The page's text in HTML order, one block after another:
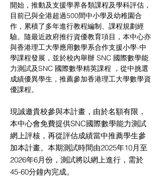
開始，推動及支援學界各類課程及學科評估，
目前已與全港超過500間中小學及幼稚園合
作，累積了多年進行教程編制、課程規劃經
驗。隨最近政府推行資優教育項目，本中心亦
與香港理工大學應用數學系合作支援小學˴中
學課程發展，並於校內舉辦 SNC 國際數學能
力測試及SNC 國際數學精英課程 ，從中挑選
成績優異學生，推薦參加香港理工大學數學資
優課程。
現誠邀貴校參與本計畫，由於名額有限，
本中心會免費提供SNC國際數學能力測試
網上評核，再從評估成績當中推薦學生參
加本計畫。本期測試時間由2025年10月至
2026年6月份，測試將以網上進行，需於
45-60分鐘內完成。